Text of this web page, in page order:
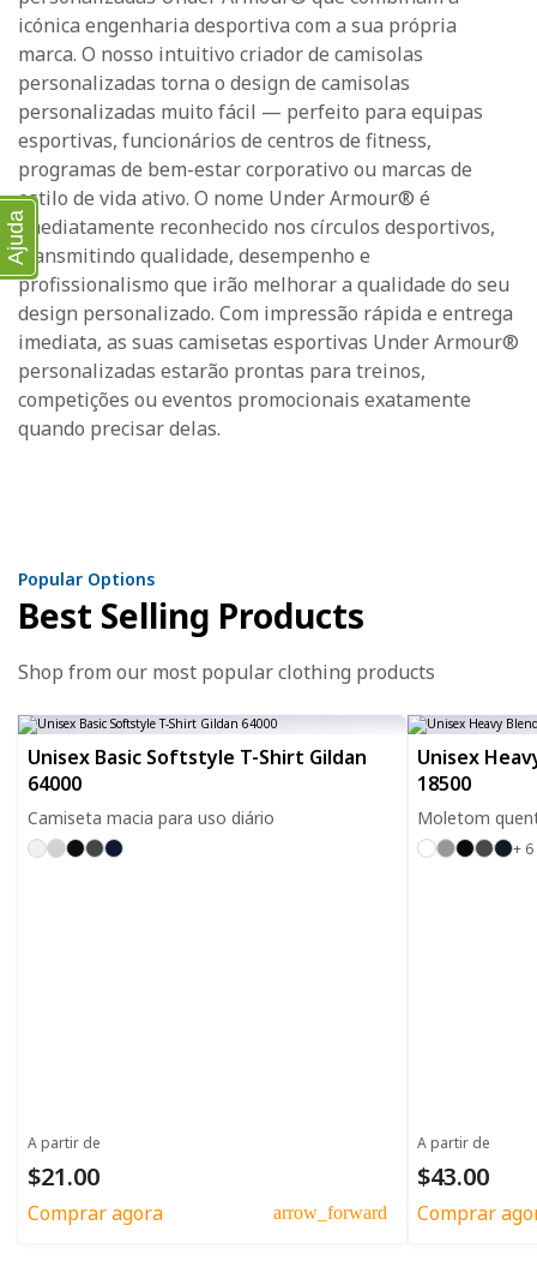
icónica engenharia desportiva com a sua própria
marca. O nosso intuitivo criador de camisolas
personalizadas torna o design de camisolas
personalizadas muito fácil — perfeito para equipas
esportivas, funcionários de centros de fitness,
programas de bem-estar corporativo ou marcas de
estilo de vida ativo. O nome Under Armour® é
imediatamente reconhecido nos círculos desportivos,
transmitindo qualidade, desempenho e
profissionalismo que irão melhorar a qualidade do seu
design personalizado. Com impressão rápida e entrega
imediata, as suas camisetas esportivas Under Armour®
personalizadas estarão prontas para treinos,
competições ou eventos promocionais exatamente
quando precisar delas.
Popular Options
Best Selling Products
Shop from our most popular clothing products
Unisex Basic Softstyle T-Shirt Gildan
64000
Camiseta macia para uso diário
A partir de
$21.00
Comprar agora arrow_forward
Unisex
18500
Moletom
+ 6
A partir de
$43.00
Comprar
Ajuda